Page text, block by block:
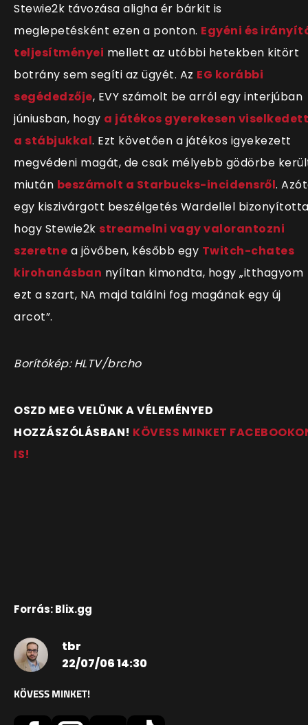
Stewie2k távozása aligha ér bárkit is
meglepetésként ezen a ponton. Egyéni és
teljesítményei mellett az utóbbi hetekben kitört
botrány sem segíti az ügyét. Az EG korábbi
segédedzője, EVY számolt be arról egy interjúban
júniusban, hogy a játékos gyerekesen viselkedett
a stábjukkal. Ezt követően a játékos igyekezett
megvédeni magát, de csak mélyebb gödörbe
miután beszámolt a Starbucks-incidensről.
egy kiszivárgott beszélgetés Wardellel
hogy Stewie2k streamelni vagy valorantozni
szeretne a jövőben, később egy Twitch-chates
kirohanásban nyíltan kimondta, hogy „itthagyom
ezt a szart, NA majd találni fog magának egy új
arcot”.
Borítókép: HLTV/brcho
OSZD MEG VELÜNK A VÉLEMÉNYED
HOZZÁSZÓLÁSBAN! KÖVESS MINKET
IS!
Forrás: Blix.gg
tbr
22/07/06 14:30
KÖVESS MINKET!